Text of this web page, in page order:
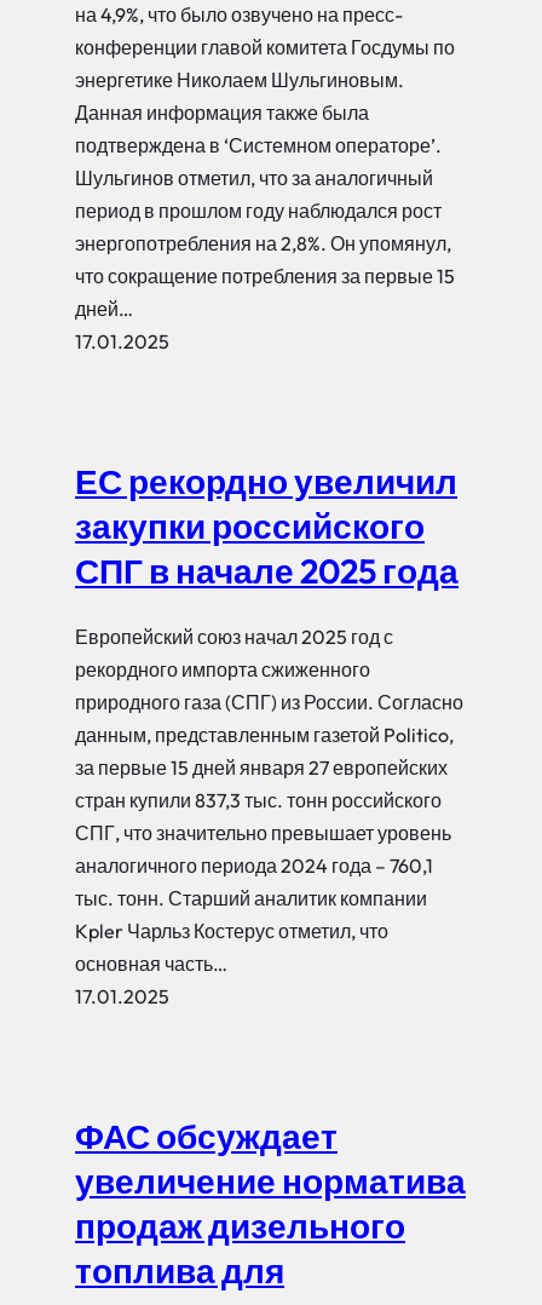
на 4,9%, что было озвучено на пресс-
конференции главой комитета Госдумы по
энергетике Николаем Шульгиновым.
Данная информация также была
подтверждена в ‘Системном операторе’.
Шульгинов отметил, что за аналогичный
период в прошлом году наблюдался рост
энергопотребления на 2,8%. Он упомянул,
что сокращение потребления за первые 15
дней…
17.01.2025
ЕС рекордно увеличил
закупки российского
СПГ в начале 2025 года
Европейский союз начал 2025 год с
рекордного импорта сжиженного
природного газа (СПГ) из России. Согласно
данным, представленным газетой Politico,
за первые 15 дней января 27 европейских
стран купили 837,3 тыс. тонн российского
СПГ, что значительно превышает уровень
аналогичного периода 2024 года – 760,1
тыс. тонн. Старший аналитик компании
Kpler Чарльз Костерус отметил, что
основная часть…
17.01.2025
ФАС обсуждает
увеличение норматива
продаж дизельного
топлива для